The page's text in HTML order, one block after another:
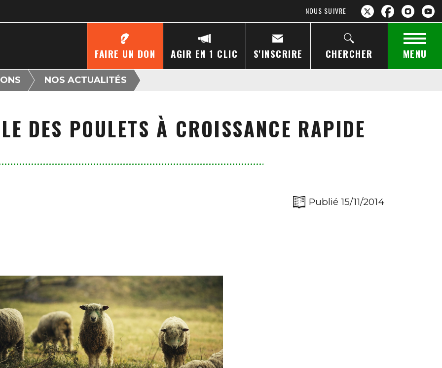
NOUS SUIVRE
FAIRE UN DON AGIR EN 1 CLIC S'INSCRIRE CHERCHER MENU
NOS ACTUALITÉS
DES POULETS À CROISSANCE RAPIDE
Publié 15/11/2014